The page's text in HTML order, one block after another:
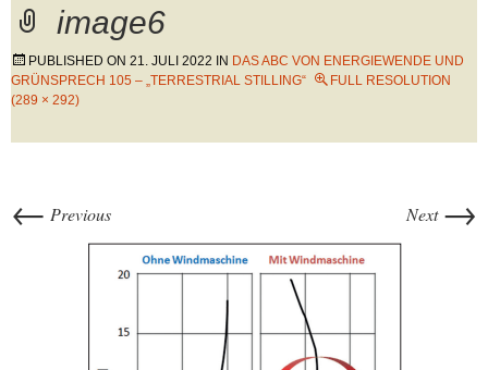
image6
PUBLISHED ON 21. JULI 2022 IN DAS ABC VON ENERGIEWENDE UND
GRÜNSPRECH 105 – „TERRESTRIAL STILLING“
FULL RESOLUTION
(289 × 292)
← Previous Next →